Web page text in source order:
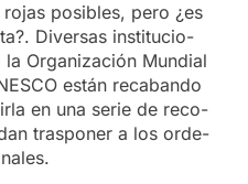
po­si­bles, pero ¿es
Di­ver­sas ins­ti­tu­cio­
Or­ga­ni­za­ción Mun­dial
es­tán re­ca­ban­do
en una se­rie de re­co­
tras­po­ner a los or­de­